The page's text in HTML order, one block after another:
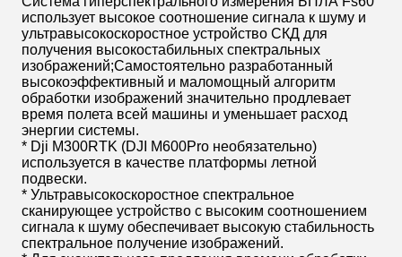
использует высокое соотношение сигнала к шуму и
ультравысокоскоростное устройство СКД для
получения высокостабильных спектральных
изображений;Самостоятельно разработанный
высокоэффективный и маломощный алгоритм
обработки изображений значительно продлевает
время полета всей машины и уменьшает расход
энергии системы.
* Dji M300RTK (DJI M600Pro необязательно)
используется в качестве платформы летной
подвески.
* Ультравысокоскоростное спектральное
сканирующее устройство с высоким соотношением
сигнала к шуму обеспечивает высокую стабильность
спектральное получение изображений.